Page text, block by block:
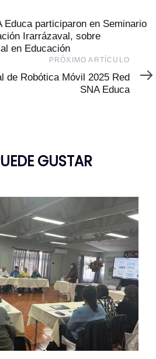
Educa participaron en Seminario
Irarrázaval, sobre
en Educación
PRÓXIMO ARTÍCULO
de Robótica Móvil 2025 Red
SNA Educa
GUSTAR